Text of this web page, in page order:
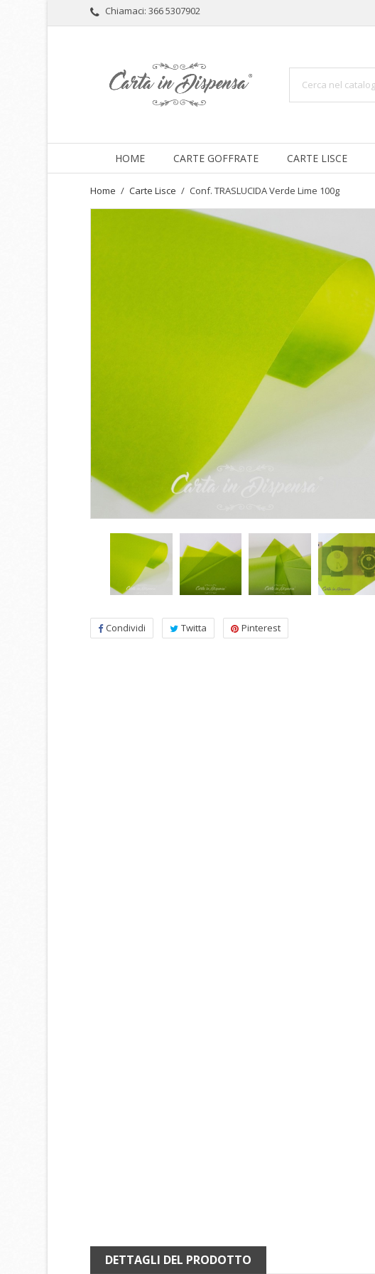
Chiamaci:366 5307902
HOME CARTE GOFFRATE CARTE LISCE
Home Carte Lisce Conf. TRASLUCIDA Verde Lime 100g
Condividi Twitta Pinterest
DETTAGLI DEL PRODOTTO